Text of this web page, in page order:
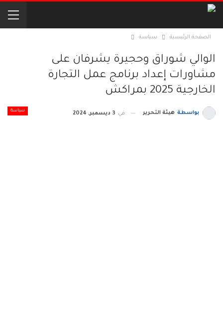
الصفحة الرئيسية سياسة
الوالي شوراق وحجيرة يشرفان على
مشاورات إعداد برنامج عمل التجارة
الخارجية 2025 بمراكش
سياسة بواسطة هيئة التحرير في 3 ديسمبر, 2024